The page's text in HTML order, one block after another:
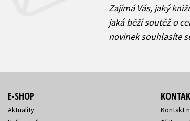
Zajímá Vás, jaký
jaká běží soutěž o
novineksouhlasíte
E-SHOP
Aktuality
Kontakt